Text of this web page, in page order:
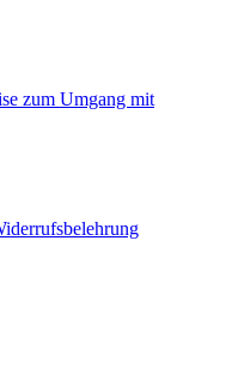
zum Umgang mit